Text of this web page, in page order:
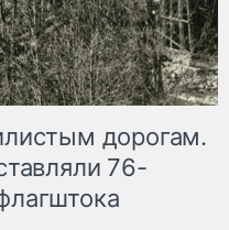
дорогам.
76-